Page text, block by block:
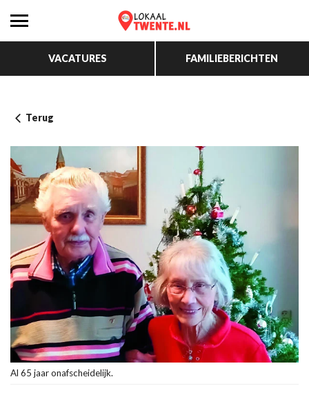
VACATURES FAMILIEBERICHTEN
Terug
Al 65 jaar onafscheidelijk.